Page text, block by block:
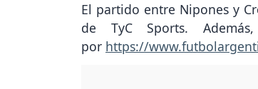
El partido entre Nipones y
de TyC Sports.
por https://